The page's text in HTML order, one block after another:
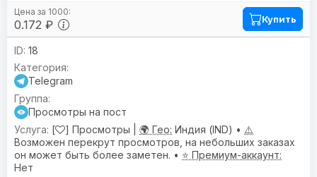
0.172 ₽ Купить
18
Telegram
Просмотры на пост
[
] Просмотры | 🌍 Гео: Индия (IND) • ⚠️
Возможен перекрут просмотров, на небольших заказах
он может быть более заметен. • ⭐ Премиум-аккаунт:
Нет